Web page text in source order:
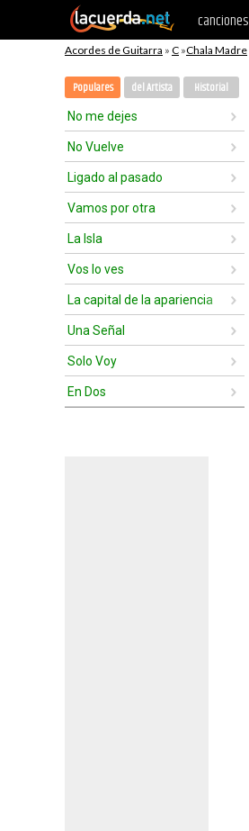
canciones
Acordes de Guitarra » C »Chala Madre
Populares del Artista Historial
No me dejes
No Vuelve
Ligado al pasado
Vamos por otra
La Isla
Vos lo ves
La capital de la apariencia
Una Señal
Solo Voy
En Dos